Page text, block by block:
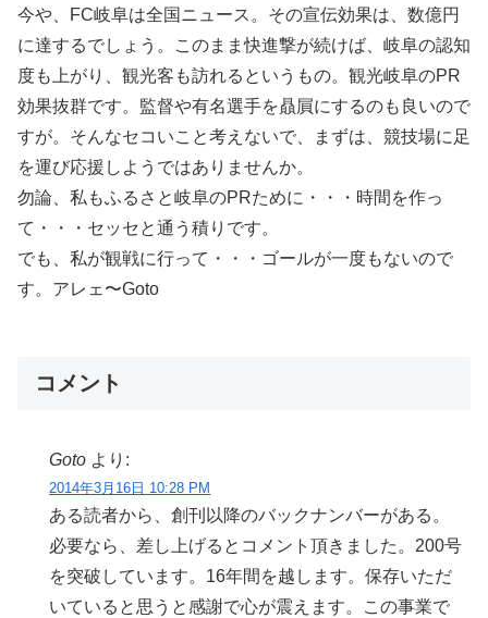
今や、FC岐阜は全国ニュース。その宣伝効果は、数億円
に達するでしょう。このまま快進撃が続けば、岐阜の認知
度も上がり、観光客も訪れるというもの。観光岐阜のPR
効果抜群です。監督や有名選手を贔屓にするのも良いので
すが。そんなセコいこと考えないで、まずは、競技場に足
を運び応援しようではありませんか。
勿論、私もふるさと岐阜のPRために・・・時間を作っ
て・・・セッセと通う積りです。
でも、私が観戦に行って・・・ゴールが一度もないので
す。アレェ〜Goto
コメント
Goto より:
2014年3月16日 10:28 PM
ある読者から、創刊以降のバックナンバーがある。
必要なら、差し上げるとコメント頂きました。200号
を突破しています。16年間を越します。保存いただ
いていると思うと感謝で心が震えます。この事業で